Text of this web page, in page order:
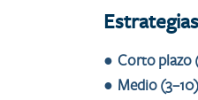
● Corto plazo
● Medio